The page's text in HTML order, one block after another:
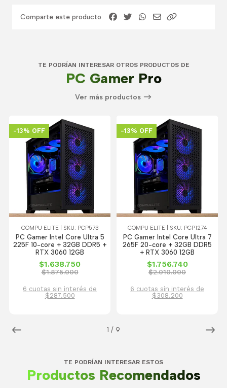
Comparte este producto
TE PODRÍAN INTERESAR OTROS PRODUCTOS DE
PC Gamer Pro
Ver más productos
1 / 9
-13% OFF
COMPU ELITE | SKU: PCP573
PC Gamer Intel Core Ultra 5
225F 10-core + 32GB DDR5 +
RTX 3060 12GB
$1.638.750
$1.875.000
6 cuotas sin interés de
$287.500
-13% OFF
COMPU ELITE | SKU: PCP1274
PC Gamer Intel Core Ultra 7
265F 20-core + 32GB DDR5
+ RTX 3060 12GB
$1.756.740
$2.010.000
6 cuotas sin interés de
$308.200
TE PODRÍAN INTERESAR ESTOS
Productos Recomendados